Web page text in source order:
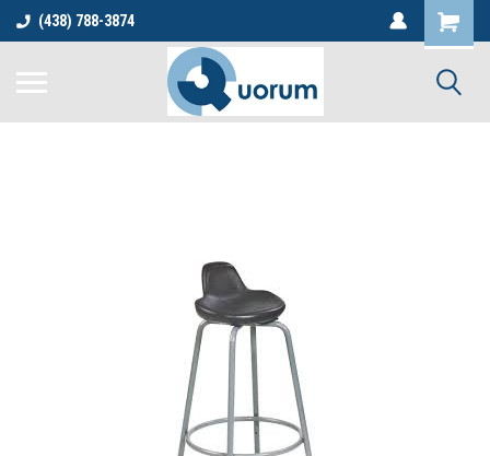
(438) 788-3874